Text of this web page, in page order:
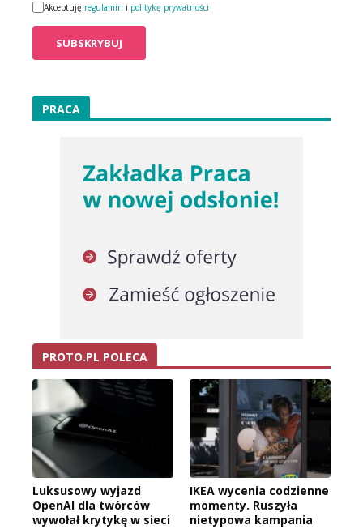
Akceptuję regulamin i politykę prywatności
PRACA
PROTO.PL POLECA
Luksusowy wyjazd
OpenAI dla twórców
wywołał krytykę w sieci
IKEA wycenia codzienne
momenty. Ruszyła
nietypowa kampania